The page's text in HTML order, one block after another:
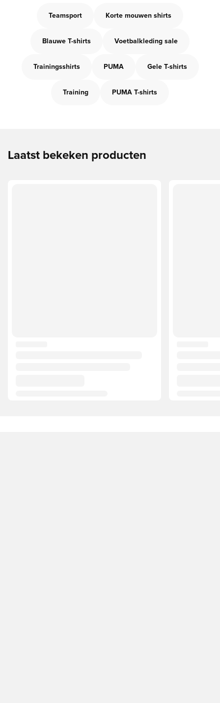
Teamsport Korte mouwen shirts
Blauwe T-shirts Voetbalkleding sale
Trainingsshirts PUMA Gele T-shirts
Training PUMA T-shirts
Laatst bekeken producten